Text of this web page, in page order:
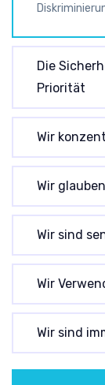
Die
Priorität
Wir
Wir
Wir sind
Wir
Wir sind